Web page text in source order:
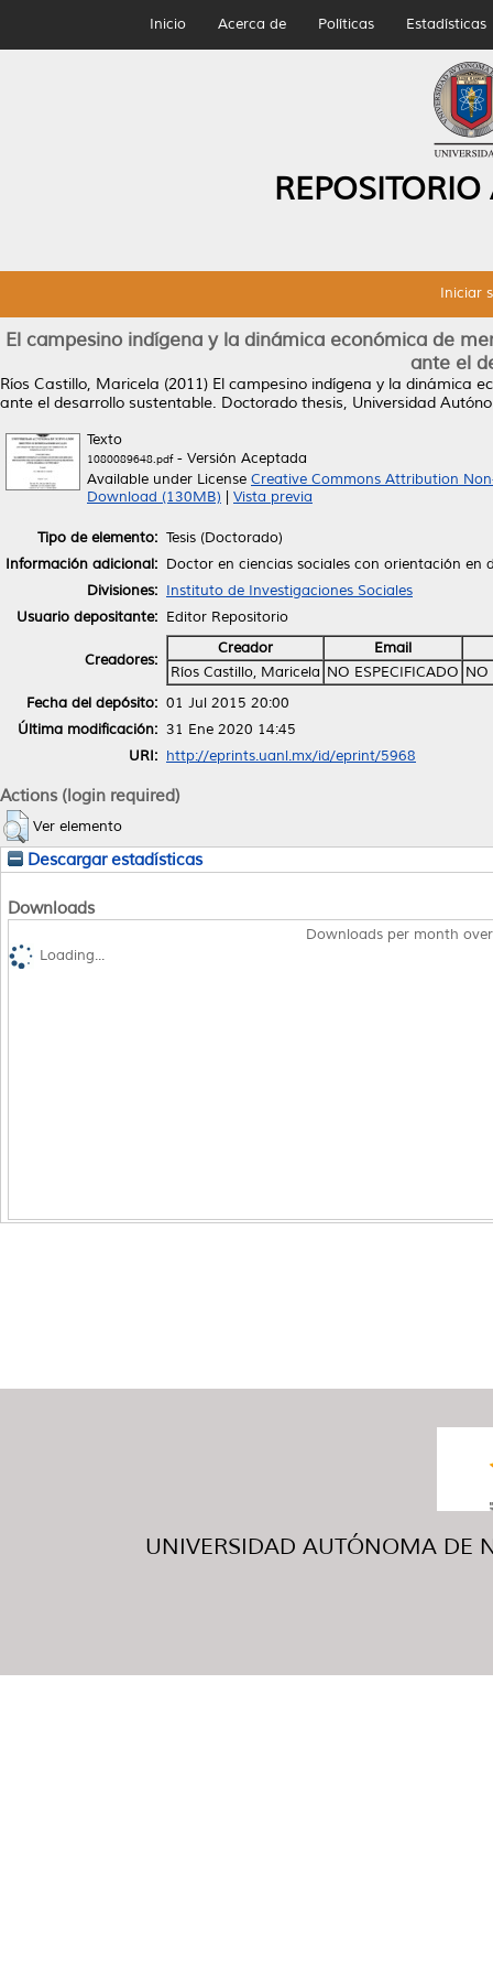
Inicio Acerca de Políticas Estadísticas
Iniciar
El campesino indígena y la dinámica económica de
ante el
Ríos Castillo, Maricela (2011) El campesino indígena y la dinámica
ante el desarrollo sustentable. Doctorado thesis, Universidad
Texto
1080089648.pdf- Versión Aceptada
Available under License Creative Commons Attribution
Download (130MB)
Vista previa
Tipo de elemento: Tesis (Doctorado)
Información adicional: Doctor en ciencias sociales con orientación en
Divisiones: Instituto de Investigaciones Sociales
Usuario depositante: Editor Repositorio
Creadores:
Creador
Email
Ríos Castillo, Maricela NO ESPECIFICADO NO
Fecha del depósito: 01 Jul 2015 20:00
Última modificación: 31 Ene 2020 14:45
URI: http://eprints.uanl.mx/id/eprint/5968
Actions (login required)
Ver elemento
Descargar estadísticas
Downloads
Downloads per month
Loading...
UNIVERSIDAD AUTÓNOMA DE